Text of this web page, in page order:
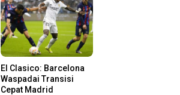
El Clasico: Barcelona
Waspadai Transisi
Cepat Madrid